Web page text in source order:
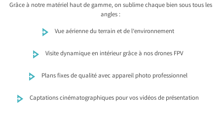
Grâce à notre matériel haut de gamme, on sublime chaque bien sous tous les
angles :
Vue aérienne du terrain et de l’environnement
Visite dynamique en intérieur grâce à nos drones FPV
Plans fixes de qualité avec appareil photo professionnel
Captations cinématographiques pour vos vidéos de présentation